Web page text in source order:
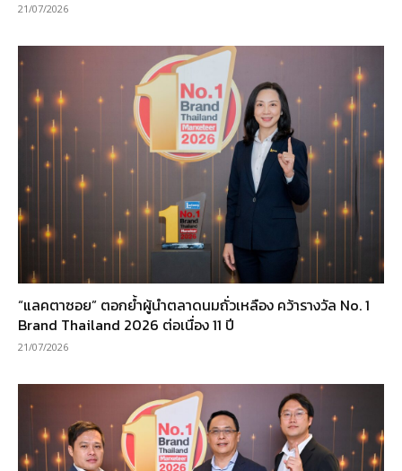
21/07/2026
“แลคตาซอย” ตอกย้ำผู้นำตลาดนมถั่วเหลือง คว้ารางวัล No. 1
Brand Thailand 2026 ต่อเนื่อง 11 ปี
21/07/2026